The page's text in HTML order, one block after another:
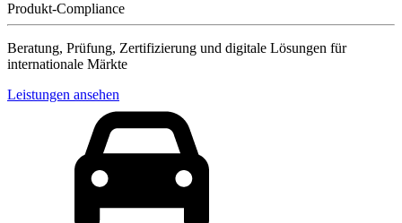
Produkt-Compliance
Beratung, Prüfung, Zertifizierung und digitale Lösungen für
internationale Märkte
Leistungen ansehen